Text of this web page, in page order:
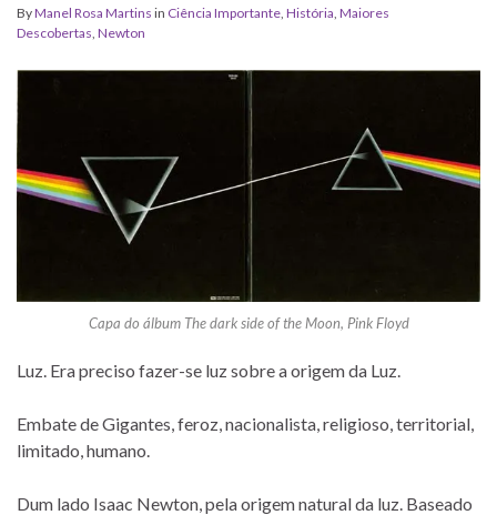
ByManel Rosa Martins in Ciência Importante, História, Maiores
Descobertas, Newton
Capa do álbum The dark side of the Moon, Pink Floyd
Luz. Era preciso fazer-se luz sobre a origem da Luz.
Embate de Gigantes, feroz, nacionalista, religioso, territorial,
limitado, humano.
Dum lado Isaac Newton, pela origem natural da luz. Baseado